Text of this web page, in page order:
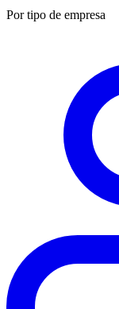
Por tipo de empresa